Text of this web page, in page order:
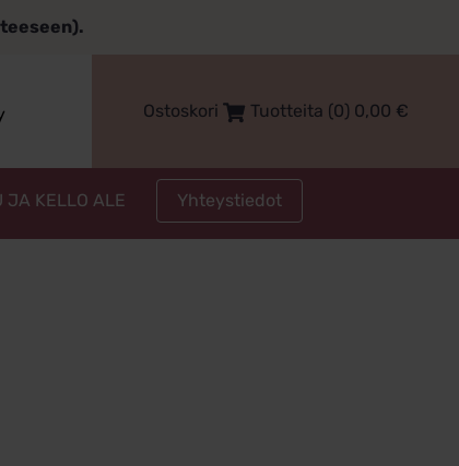
Ostoskori Tuotteita (0) 0,00 €
JA KELLO ALE Yhteystiedot